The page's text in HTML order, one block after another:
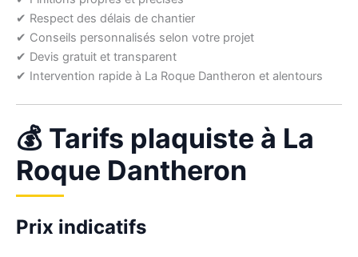
✔ Respect des délais de chantier
✔ Conseils personnalisés selon votre projet
✔ Devis gratuit et transparent
✔ Intervention rapide à La Roque Dantheron et alentours
💰 Tarifs plaquiste à La
Roque Dantheron
Prix indicatifs